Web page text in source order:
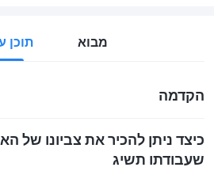
מבוא תוכן
הקדמה
כיצד ניתן להכיר את צביונו של
שעבודתו תשיג